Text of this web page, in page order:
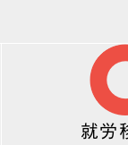
就労